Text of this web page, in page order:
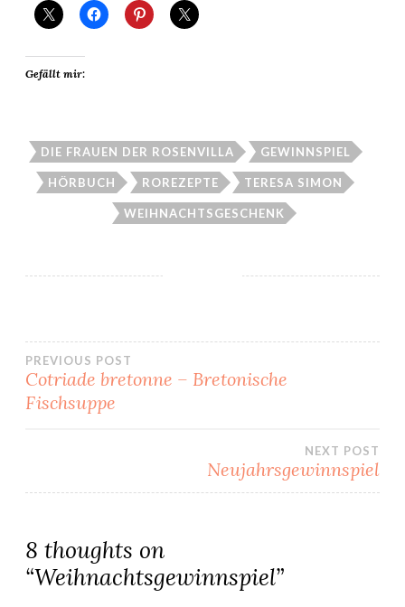
Gefällt mir:
DIE FRAUEN DER ROSENVILLA GEWINNSPIEL
HÖRBUCH ROREZEPTE TERESA SIMON
WEIHNACHTSGESCHENK
Beitragsnavigation
PREVIOUS POST
Cotriade bretonne – Bretonische
Fischsuppe
NEXT POST
Neujahrsgewinnspiel
8 thoughts on
“Weihnachtsgewinnspiel”